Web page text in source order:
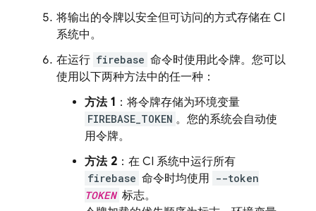
将输出的令牌以安全但可访问的方式存储在 CI
系统中。
在运行 firebase 命令时使用此令牌。您可以
使用以下两种方法中的任一种：
方法 1 ：将令牌存储为环境变量
FIREBASE_TOKEN 。您的系统会自动使
用令牌。
方法 2 ：在 CI 系统中运行所有
firebase 命令时均使用 --token
TOKEN 标志。